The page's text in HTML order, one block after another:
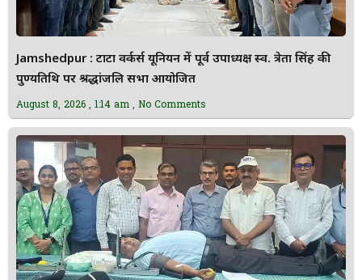
Jamshedpur : टाटा वर्कर्स यूनियन में पूर्व उपाध्यक्ष स्व. त्रेता सिंह की
पुण्यतिथि पर श्रद्धांजलि सभा आयोजित
August 8, 2026 1:14 am No Comments